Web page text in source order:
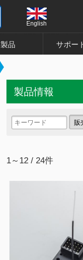
English
製品 サポー
製品情報
1～12 / 24件